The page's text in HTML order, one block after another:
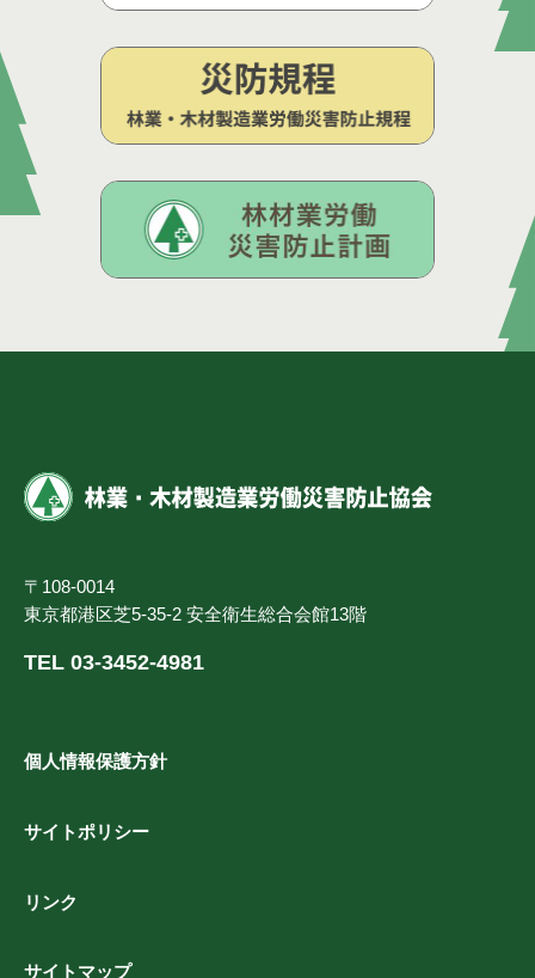
〒108-0014
東京都港区芝5-35-2 安全衛生総合会館13階
TEL 03-3452-4981
個人情報保護方針
サイトポリシー
リンク
サイトマップ